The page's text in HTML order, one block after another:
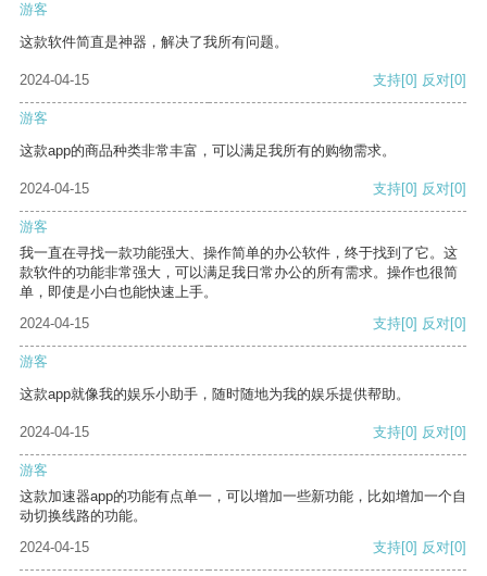
游客
这款软件简直是神器，解决了我所有问题。
2024-04-15 支持[0] 反对[0]
游客
这款app的商品种类非常丰富，可以满足我所有的购物需求。
2024-04-15 支持[0] 反对[0]
游客
我一直在寻找一款功能强大、操作简单的办公软件，终于找到了它。这
款软件的功能非常强大，可以满足我日常办公的所有需求。操作也很简
单，即使是小白也能快速上手。
2024-04-15
支持[0] 反对[0]
游客
这款app就像我的娱乐小助手，随时随地为我的娱乐提供帮助。
2024-04-15 支持[0] 反对[0]
游客
这款加速器app的功能有点单一，可以增加一些新功能，比如增加一个自
动切换线路的功能。
2024-04-15
支持[0] 反对[0]